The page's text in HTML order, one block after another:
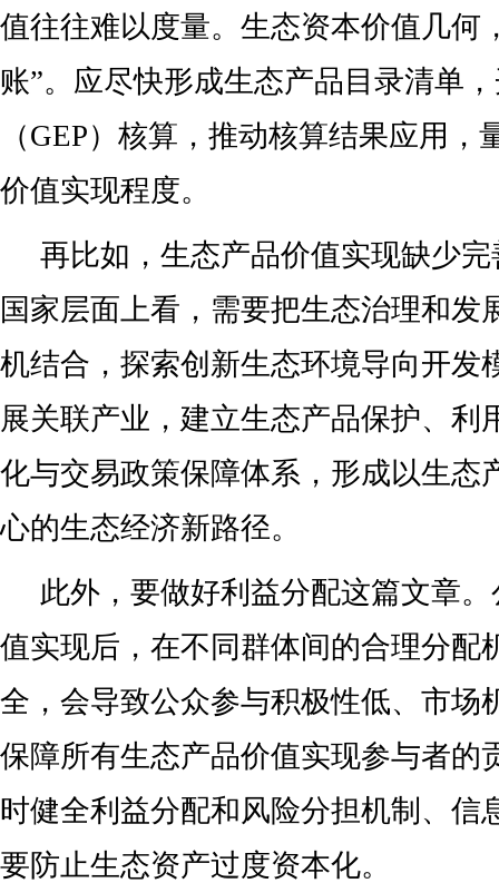
值往往难以度量。生态资本价值几何
账”。应尽快形成生态产品目录清单
（GEP）核算，推动核算结果应用，
价值实现程度。
再比如，生态产品价值实现缺少
国家层面上看，需要把生态治理和发
机结合，探索创新生态环境导向开发
展关联产业，建立生态产品保护、利
化与交易政策保障体系，形成以生态
心的生态经济新路径。
此外，要做好利益分配这篇文章
值实现后，在不同群体间的合理分配
全，会导致公众参与积极性低、市场
保障所有生态产品价值实现参与者的
时健全利益分配和风险分担机制、信
要防止生态资产过度资本化。